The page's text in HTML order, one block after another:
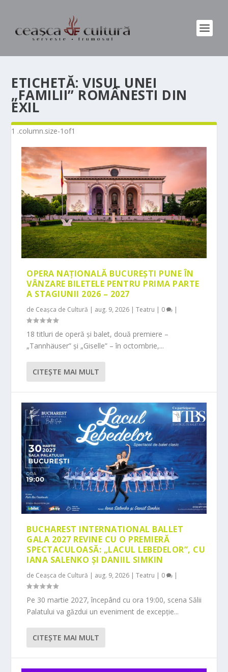
ETICHETĂ:VISUL UNEI
„FAMILII” ROMÂNESTI DIN
EXIL
OPERA NAȚIONALĂ BUCUREȘTI PUNE ÎN
VÂNZARE BILETELE PENTRU PRIMA PARTE
A STAGIUNII 2026 – 2027
de Ceașca de Cultură | aug. 9, 2026 |Teatru | 0 |
18 titluri de operă și balet, două premiere –
„Tannhäuser” și „Giselle” – în octombrie,...
CITEŞTE MAI MULT
BUCHAREST INTERNATIONAL BALLET
GALA 2027 REVINE CU O PREMIERĂ
SPECTACULOASĂ: „LACUL LEBEDELOR”, CU
IANA SALENKO ȘI DANIIL SIMKIN
de Ceașca de Cultură | aug. 9, 2026 |Teatru | 0 |
Pe 30 martie 2027, începând cu ora 19:00, scena Sălii
Palatului va găzdui un eveniment de excepție...
CITEŞTE MAI MULT